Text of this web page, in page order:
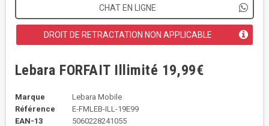
CHAT EN LIGNE
DROIT DE RETRACTATION NON APPLICABLE
Lebara FORFAIT Illimité 19,99€
Marque
Lebara Mobile
Référence
E-FMLEB-ILL-19E99
EAN-13
5060228241055